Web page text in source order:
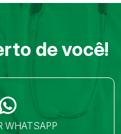
de você!
WHATSAPP